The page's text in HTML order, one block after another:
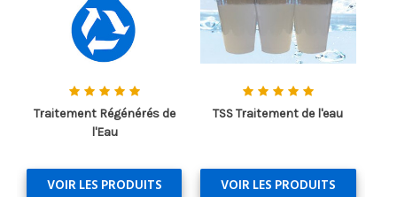
Traitement Régénérés de
l'Eau
VOIR LES PRODUITS
TSS Traitement de l'eau
VOIR LES PRODUITS